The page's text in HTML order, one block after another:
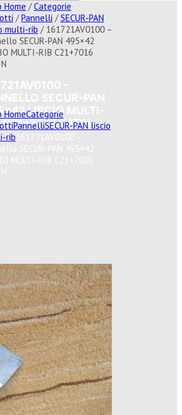
Home /Categorie
/Pannelli /SECUR-PAN
multi-rib / 161721AV0100 –
SECUR-PAN 495×42
MULTI-RIB C21+7016
LISCIO MULTI-
C21+7016 SATIN
HomeCategorie
PannelliSECUR-PAN liscio
rib